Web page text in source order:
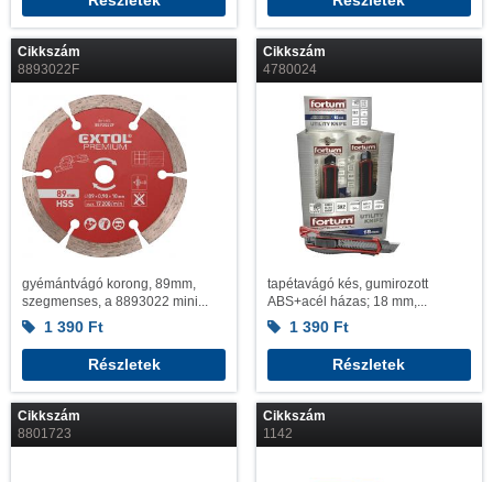
Cikkszám
8893022F
gyémántvágó korong, 89mm,
szegmenses, a 8893022 mini...
1 390 Ft
Részletek
Cikkszám
4780024
tapétavágó kés, gumirozott
ABS+acél házas; 18 mm,...
1 390 Ft
Részletek
Cikkszám
8801723
Cikkszám
1142